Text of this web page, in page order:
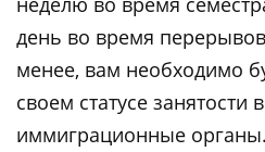
день во время
менее, вам необходимо
своем статусе занятости
иммиграционные органы.